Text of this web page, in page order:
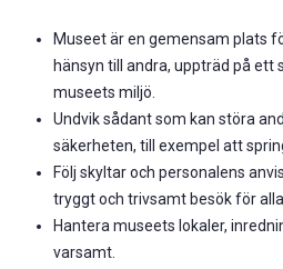
Museet är en gemensam plats
hänsyn till andra, uppträd på ett
museets miljö.
Undvik sådant som kan störa
säkerheten, till exempel att
Följ skyltar och personalens
tryggt och trivsamt besök för alla.
Hantera museets lokaler,
varsamt.